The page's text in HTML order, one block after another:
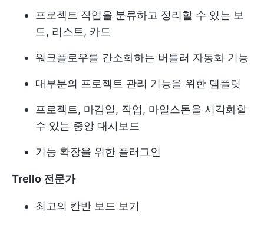
프로젝트 작업을 분류하고 정리할 수 있는 보
드, 리스트, 카드
워크플로우를 간소화하는 버틀러 자동화 기능
대부분의 프로젝트 관리 기능을 위한 템플릿
프로젝트, 마감일, 작업, 마일스톤을 시각화할
수 있는 중앙 대시보드
기능 확장을 위한 플러그인
Trello 전문가
최고의 칸반 보드 보기